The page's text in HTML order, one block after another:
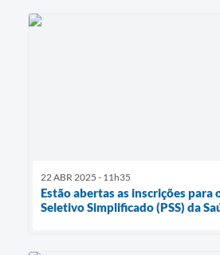
22 ABR 2025 - 11h35
Estão abertas as inscrições para
Seletivo Simplificado (PSS) da